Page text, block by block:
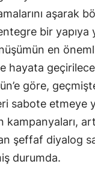
aşarak
bir yapıya
en önemli
hayata
göre,
sabote etmeye
şeffaf diyalog
durumda.